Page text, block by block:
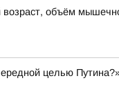
возраст, объём
целью